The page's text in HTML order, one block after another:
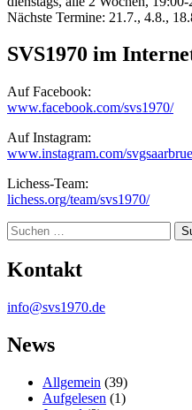
Nächste Termine: 21.7., 4.8.,
SVS1970 im
Auf Facebook:
www.facebook.com/svs1970/
Auf Instagram:
www.instagram.com/
Lichess-Team:
lichess.org/team/svs1970/
Suche
Kontakt
info@svs1970.de
News
Allgemein (39)
Aufgelesen (1)